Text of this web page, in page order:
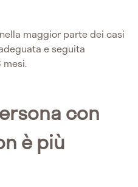
maggior parte dei casi
e seguita
con
è più